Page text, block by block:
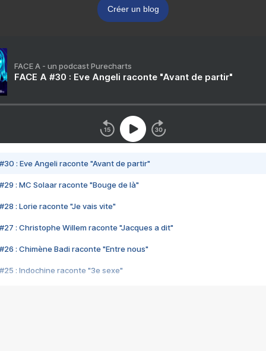
Créer un blog
FACE A - un podcast Purecharts
FACE A #30 : Eve Angeli raconte "Avant de partir"
#30 : Eve Angeli raconte "Avant de partir"
#29 : MC Solaar raconte "Bouge de là"
#28 : Lorie raconte "Je vais vite"
#27 : Christophe Willem raconte "Jacques a dit"
#26 : Chimène Badi raconte "Entre nous"
#25 : Indochine raconte "3e sexe"